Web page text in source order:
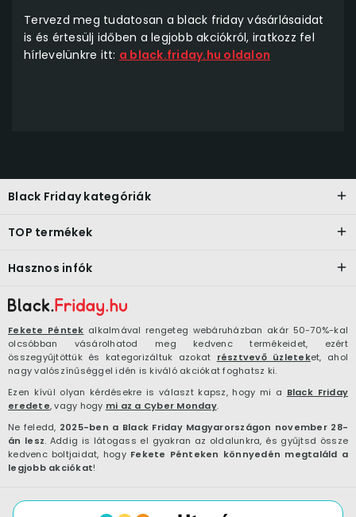
Tervezd meg tudatosan a black friday vásárlásaidat
is és értesülj időben a legjobb akciókról, iratkozz fel
hírlevelünkre itt: a black.friday.hu oldalon
Fekete Péntek alkalmával rengeteg webáruházban akár 50-70%-kal
olcsóbban vásárolhatod meg kedvenc termékeidet, ezért
összegyűjtöttük és kategorizáltuk azokat résztvevő üzleteket, ahol
nagy valószínűséggel idén is kiváló akciókat foghatsz ki.
Ezen kívül olyan kérdésekre is választ kapsz, hogy mi a Black Friday
eredete, vagy hogy mi az a Cyber Monday.
Ne feledd, 2025-ben a Black Friday Magyarországon november 28-
án lesz. Addig is látogass el gyakran az oldalunkra, és gyűjtsd össze
kedvenc boltjaidat, hogy Fekete Pénteken könnyedén megtaláld a
legjobb akciókat!
Black Friday kategóriák
TOP termékek
Hasznos infók